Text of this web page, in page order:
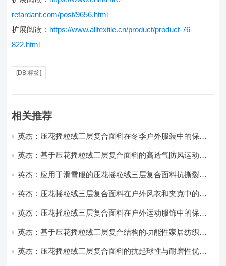
retardant.com/post/9656.html
扩展阅读： https://www.alltextile.cn/product/product-76-
822.html
[DB:标签]
相关推荐
英杰：压花摇粒绒三层复合面料在冬季户外服装中的保暖
英杰：基于压花摇粒绒三层复合面料的高透气防风运动服
英杰：应用于滑雪服的压花摇粒绒三层复合面料抗撕裂与
英杰：压花摇粒绒三层复合面料在户外风衣和夹克中的应
英杰：压花摇粒绒三层复合面料在户外运动服饰中的保暖
英杰：基于压花摇粒绒三层复合结构的功能性家居纺织品
英杰：压花摇粒绒三层复合面料的抗起球性与耐磨性优化